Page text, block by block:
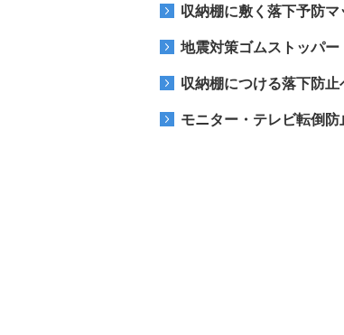
収納棚に敷く落下予防マ
地震対策ゴムストッパー
収納棚につける落下防止
モニター・テレビ転倒防